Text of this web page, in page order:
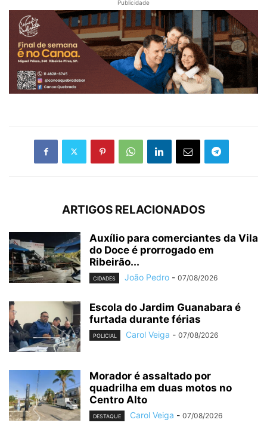
Publicidade
ARTIGOS RELACIONADOS
Auxílio para comerciantes da Vila
do Doce é prorrogado em
Ribeirão...
CIDADES João Pedro - 07/08/2026
Escola do Jardim Guanabara é
furtada durante férias
POLICIAL Carol Veiga - 07/08/2026
Morador é assaltado por
quadrilha em duas motos no
Centro Alto
DESTAQUE Carol Veiga - 07/08/2026